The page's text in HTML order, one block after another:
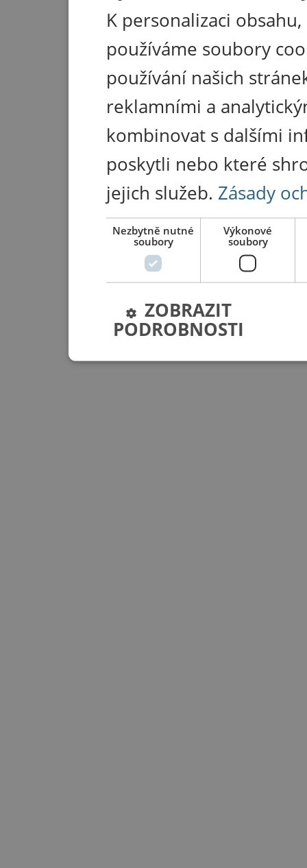
K personalizaci
používáme soubory
používání našich
reklamními a
kombinovat s dalšími
poskytli nebo které
jejich služeb. Zásady
Nezbytně nutné
soubory
Výkonové
soubory
ZOBRAZIT
PODROBNOSTI